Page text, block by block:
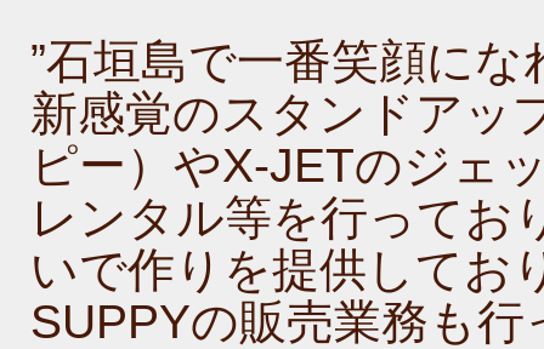
”石垣島で一番笑顔に
新感覚のスタンドアッ
ピー）やX-JETのジェ
レンタル等を行ってお
いで作りを提供してお
SUPPYの販売業務も